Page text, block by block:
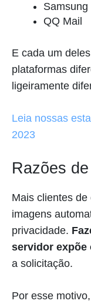
Samsung
QQ Mail
E cada um
plataformas
ligeiramente
Leia nossas
2023
Razões
Mais clientes
imagens
privacidade.
servidor expõe
a solicitação.
Por esse